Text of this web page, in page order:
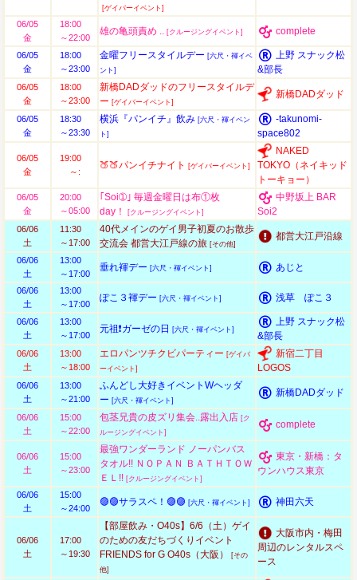
[ゲイバーイベント]
06/05
金
18:00
～22:00
雄の亀頭責め .. [クルージングイベント] complete
06/05
金
18:00
～23:00
金曜フリースタイルデー [六尺・褌イベ
ント]
上野 スナック松
&部長
06/05
金
18:00
～23:00
新橋DADダッドのフリースタイルデ
ー [ゲイバーイベント]
新橋DADダッド
06/05
金
18:30
～23:30
横浜『パンイチ』飲み [六尺・褌イベン
ト]
-takunomi-
space802
06/05
金
19:00
～:
🍑🍑パンイチナイト [ゲイバーイベント]
NAKED
TOKYO（ネイキッド
トーキョー）
06/05
金
20:00
～05:00
｢Soi➀｣ 毎週金曜日は布①枚
day！
[クルージングイベント]
中野坂上 BAR
Soi2
06/06
土
11:30
～17:00
40代メインのゲイ男子初夏のお散歩
交流会 都営大江戸線の旅 [その他]
都営大江戸沿線
06/06
土
13:00
～17:00
垂れ褌デー [六尺・褌イベント] あじと
06/06
土
13:00
～17:00
ぽこ３褌デー [六尺・褌イベント] 浅草 ぽこ３
06/06
土
13:00
～17:00
元祖❗ガーゼの日 [六尺・褌イベント]
上野 スナック松
&部長
06/06
土
13:00
～18:00
エロパンツチクビパーティー [ゲイバ
ーイベント]
新宿二丁目
LOGOS
06/06
土
13:00
～21:00
ふんどし大好きイベントWヘッダ
ー [六尺・褌イベント]
新橋DADダッド
06/06
土
15:00
～22:00
包茎兄貴の皮ズリ集会..露出入店 [ク
ルージングイベント]
complete
06/06
土
15:00
～23:00
最強ワンダーランド ノーパンバス
タオル!! ＮＯＰＡＮ ＢＡＴＨＴＯＷ
ＥＬ!! [クルージングイベント]
東京・新橋：タ
ウンハウス東京
06/06
土
15:00
～24:00
🟣🟣サラスペ！🟣🟣 [六尺・褌イベント] 神田六天
06/06
土
17:00
～19:30
【部屋飲み・O40s】6/6（土）ゲイ
のための友だちづくりイベント
FRIENDS for G O40s（大阪）
[その
他]
大阪市内・梅田
周辺のレンタルスペ
ース